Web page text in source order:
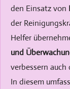
den Einsatz von
der
Helfer
und
verbessern auch
In diesem